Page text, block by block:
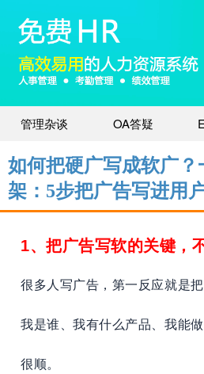
管理杂谈 OA答疑
如何把硬广写成软广
架：5步把广告写进用
1、把广告写软的关键，
很多人写广告，第一反应就是把
我是谁、我有什么产品、我能
很顺。